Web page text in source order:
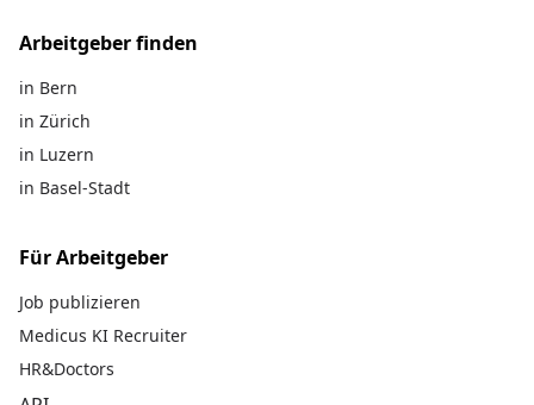
Arbeitgeber finden
in Bern
in Zürich
in Luzern
in Basel-Stadt
Für Arbeitgeber
Job publizieren
Medicus KI Recruiter
HR&Doctors